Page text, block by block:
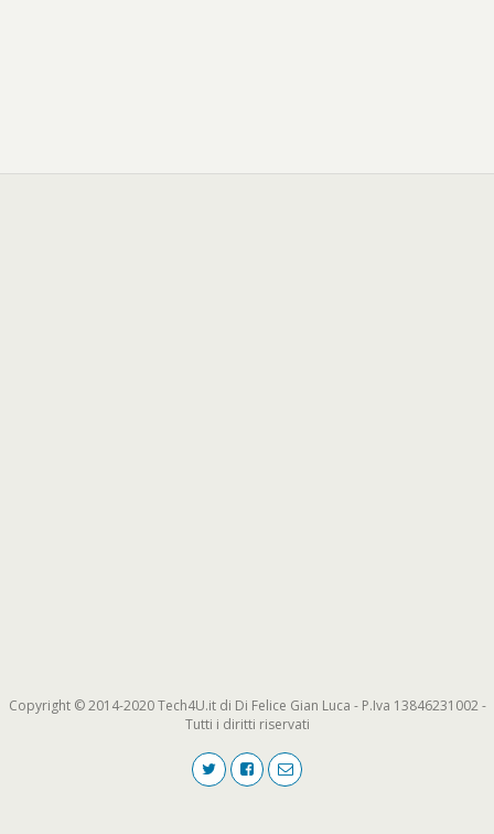
Copyright © 2014-2020 Tech4U.it di Di Felice Gian Luca - P.Iva 13846231002 -
Tutti i diritti riservati